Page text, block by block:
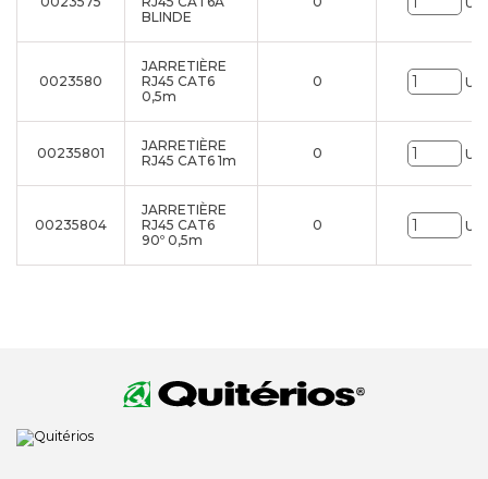
BLINDE
0023580
JARRETIÈRE
RJ45 CAT6
0,5m
0
00235801
JARRETIÈRE
RJ45 CAT6 1m
0
00235804
JARRETIÈRE
RJ45 CAT6
90º 0,5m
0